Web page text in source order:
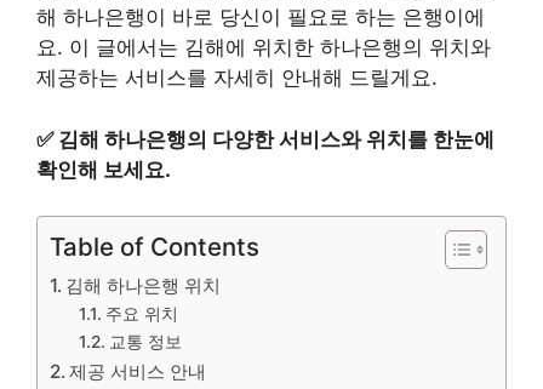
해 하나은행이 바로 당신이 필요로 하는 은행이에
요. 이 글에서는 김해에 위치한 하나은행의 위치와
제공하는 서비스를 자세히 안내해 드릴게요.
✅ 김해 하나은행의 다양한 서비스와 위치를 한눈에
확인해 보세요.
Table of Contents
김해 하나은행 위치
주요 위치
교통 정보
제공 서비스 안내